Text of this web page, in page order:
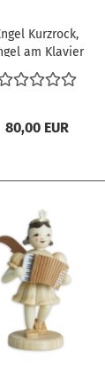
Kurzrock,
am Klavier
80,00 EUR